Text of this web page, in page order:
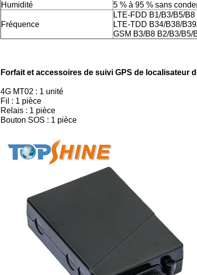
Humidité
5 % à 95 % sans
Fréquence
LTE-FDD B1/B3/B5/
LTE-TDD B34/B38/
GSM B3/B8 B2/B3/B5/
Forfait et accessoires de suivi GPS de localisateur
4G MT02 : 1 unité
Fil : 1 pièce
Relais : 1 pièce
Bouton SOS : 1 pièce